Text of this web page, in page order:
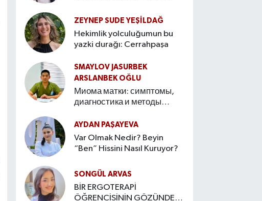
Hikâyesi
ZEYNEP SUDE YEŞİLDAĞ
Hekimlik yolculuğumun bu
yazki durağı: Cerrahpaşa
SMAYLOV JASURBEK
ARSLANBEK OĞLU
Миома матки: симптомы,
диагностика и методы
AYDAN PAŞAYEVA
Var Olmak Nedir? Beyin
“Ben” Hissini Nasıl Kuruyor?
SONGÜL ARVAS
BİR ERGOTERAPİ
ÖĞRENCİSİNİN GÖZÜNDEN: